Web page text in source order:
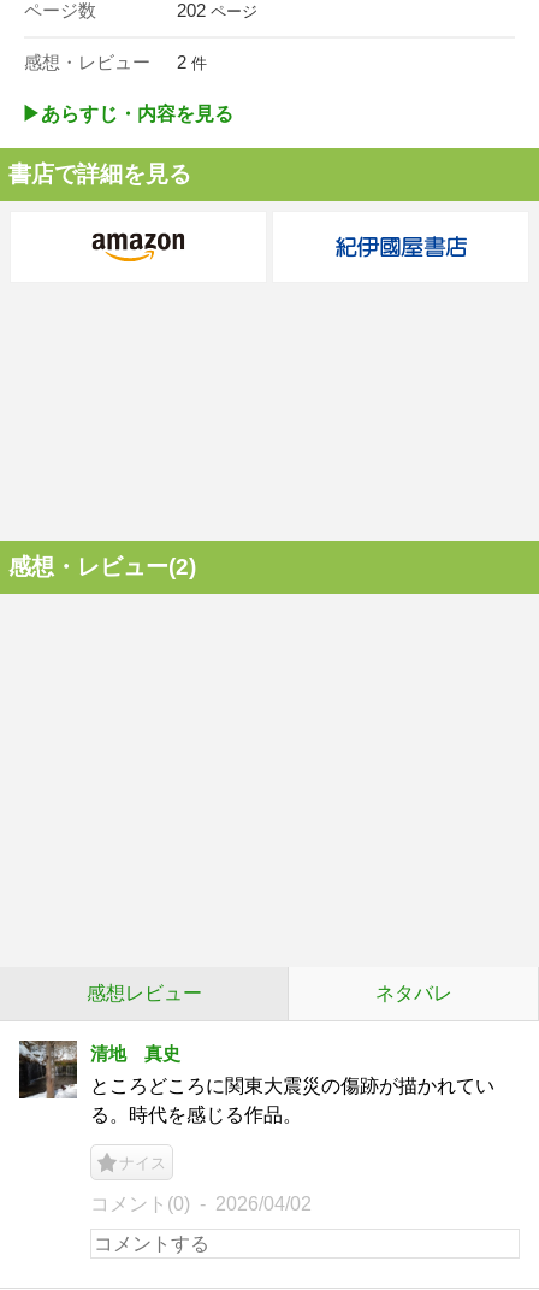
ページ数 202 ページ
感想・レビュー 2 件
▶︎あらすじ・内容を見る
書店で詳細を見る
感想・レビュー(2)
感想レビュー ネタバレ
清地 真史
ところどころに関東大震災の傷跡が描かれてい
る。時代を感じる作品。
ナイス
コメント(0) 2026/04/02